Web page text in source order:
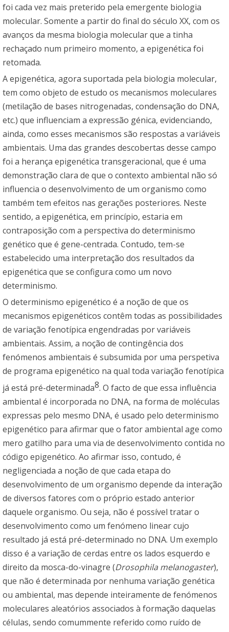
foi cada vez mais preterido pela emergente biologia
molecular. Somente a partir do final do século XX, com os
avanços da mesma biologia molecular que a tinha
rechaçado num primeiro momento, a epigenética foi
retomada.
A epigenética, agora suportada pela biologia molecular,
tem como objeto de estudo os mecanismos moleculares
(metilação de bases nitrogenadas, condensação do DNA,
etc.) que influenciam a expressão génica, evidenciando,
ainda, como esses mecanismos são respostas a variáveis
ambientais. Uma das grandes descobertas desse campo
foi a herança epigenética transgeracional, que é uma
demonstração clara de que o contexto ambiental não só
influencia o desenvolvimento de um organismo como
também tem efeitos nas gerações posteriores. Neste
sentido, a epigenética, em princípio, estaria em
contraposição com a perspectiva do determinismo
genético que é gene-centrada. Contudo, tem-se
estabelecido uma interpretação dos resultados da
epigenética que se configura como um novo
determinismo.
O determinismo epigenético é a noção de que os
mecanismos epigenéticos contêm todas as possibilidades
de variação fenotípica engendradas por variáveis
ambientais. Assim, a noção de contingência dos
fenómenos ambientais é subsumida por uma perspetiva
de programa epigenético na qual toda variação fenotípica
já está pré-determinada8. O facto de que essa influência
ambiental é incorporada no DNA, na forma de moléculas
expressas pelo mesmo DNA, é usado pelo determinismo
epigenético para afirmar que o fator ambiental age como
mero gatilho para uma via de desenvolvimento contida no
código epigenético. Ao afirmar isso, contudo, é
negligenciada a noção de que cada etapa do
desenvolvimento de um organismo depende da interação
de diversos fatores com o próprio estado anterior
daquele organismo. Ou seja, não é possível tratar o
desenvolvimento como um fenómeno linear cujo
resultado já está pré-determinado no DNA. Um exemplo
disso é a variação de cerdas entre os lados esquerdo e
direito da mosca-do-vinagre (Drosophila melanogaster),
que não é determinada por nenhuma variação genética
ou ambiental, mas depende inteiramente de fenómenos
moleculares aleatórios associados à formação daquelas
células, sendo comummente referido como ruído de